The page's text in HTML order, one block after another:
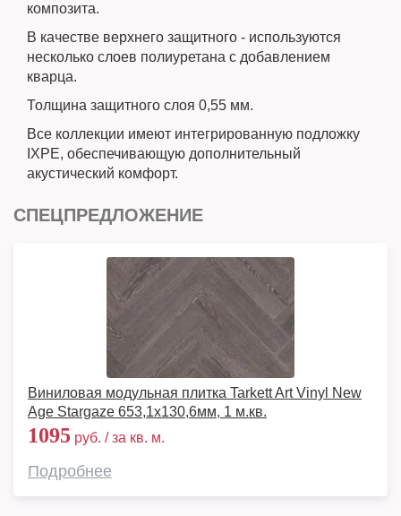
композита.
В качестве верхнего защитного - используются
несколько слоев полиуретана с добавлением
кварца.
Толщина защитного слоя 0,55 мм.
Все коллекции имеют интегрированную подложку
IXPE, обеспечивающую дополнительный
акустический комфорт.
СПЕЦПРЕДЛОЖЕНИЕ
Виниловая модульная плитка Tarkett Art Vinyl New
Age Stargaze 653,1х130,6мм, 1 м.кв.
1095 руб. / за кв. м.
Подробнее